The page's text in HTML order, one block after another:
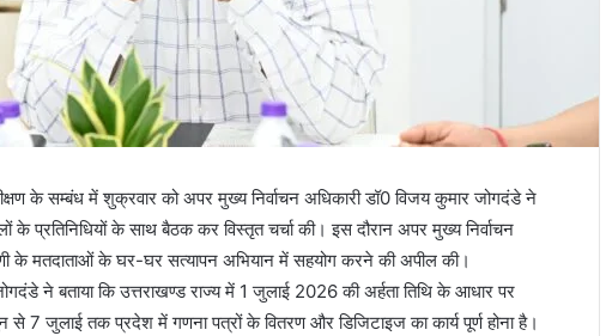
के सम्बंध में शुक्रवार को अपर मुख्य निर्वाचन अधिकारी डॉ0 विजय कुमार जोगदंडे ने
के प्रतिनिधियों के साथ बैठक कर विस्तृत चर्चा की। इस दौरान अपर मुख्य निर्वाचन
के मतदाताओं के घर-घर सत्यापन अभियान में सहयोग करने की अपील की।
ने बताया कि उत्तराखण्ड राज्य में 1 जुलाई 2026 की अर्हता तिथि के आधार पर
7 जुलाई तक प्रदेश में गणना पत्रों के वितरण और डिजिटाइज का कार्य पूर्ण होना है।